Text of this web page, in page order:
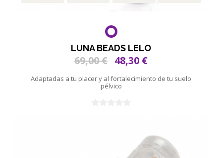
LUNA BEADS LELO
69,00 € 48,30 €
Adaptadas a tu placer y al fortalecimiento de tu suelo
pélvico